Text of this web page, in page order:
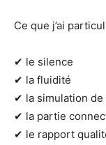
Ce que j’ai
✔ le silence
✔ la fluidité
✔ la simulation de
✔ la partie
✔ le rapport